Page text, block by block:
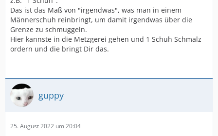
Das ist das Maß von "irgendwas", was man in einem
Männerschuh reinbringt, um damit irgendwas über die
Grenze zu schmuggeln.
Hier kannste in die Metzgerei gehen und 1 Schuh Schmalz
ordern und die bringt Dir das.
guppy
25. August 2022 um 20:04